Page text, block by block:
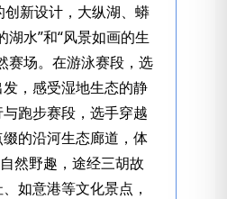
创新设计，大纵湖、蟒
湖水”和“风景如画的生
赛场。在游泳赛段，选
，感受湿地生态的静
跑步赛段，选手穿越
的沿河生态廊道，体
然野趣，途经三胡故
如意港等文化景点，